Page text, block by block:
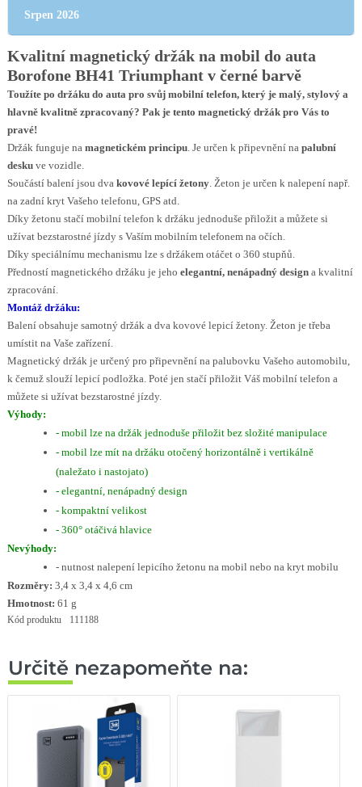
Srpen 2026
Kvalitní magnetický držák na mobil do auta
Borofone BH41 Triumphant v černé barvě
Toužíte po držáku do auta pro svůj mobilní telefon, který je malý, stylový a
hlavně kvalitně zpracovaný? Pak je tento magnetický držák pro Vás to
pravé!
Držák funguje na magnetickém principu. Je určen k připevnění na palubní
deskuve vozidle.
Součástí balení jsou dva kovové lepící žetony. Žeton je určen k nalepení např.
na zadní kryt Vašeho telefonu, GPS atd.
Díky žetonu stačí mobilní telefon k držáku jednoduše přiložit a můžete si
užívat bezstarostné jízdy s Vaším mobilním telefonem na očích.
Díky speciálnímu mechanismu lze s držákem otáčet o 360 stupňů.
Předností magnetického držáku je jeho elegantní, nenápadný designa kvalitní
zpracování.
Montáž držáku:
Balení obsahuje samotný držák a dva kovové lepicí žetony. Žeton je třeba
umístit na Vaše zařízení.
Magnetický držák je určený pro připevnění na palubovku Vašeho automobilu,
k čemuž slouží lepicí podložka. Poté jen stačí přiložit Váš mobilní telefon a
můžete si užívat bezstarostné jízdy.
Výhody:
- mobil lze na držák jednoduše přiložit bez složité manipulace
- mobil lze mít na držáku otočený horizontálně i vertikálně
(naležato i nastojato)
- elegantní, nenápadný design
- kompaktní velikost
- 360° otáčivá hlavice
Nevýhody:
- nutnost nalepení lepicího žetonu na mobil nebo na kryt mobilu
Rozměry: 3,4 x 3,4 x 4,6 cm
Hmotnost: 61 g
Kód produktu 111188
Určitě nezapomeňte na: